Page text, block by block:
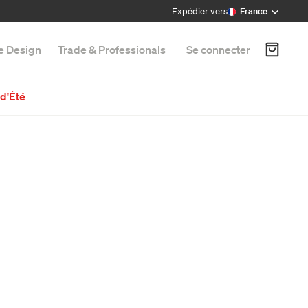
Expédier vers France
Design Trade & Professionals Se connecter